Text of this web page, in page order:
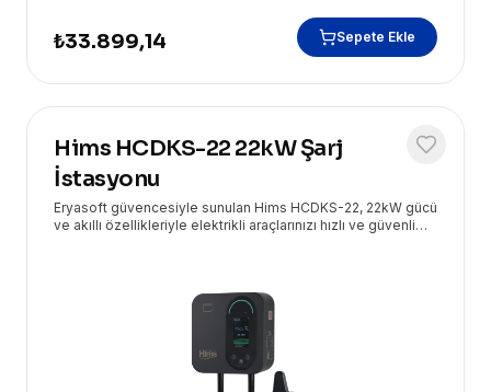
₺33.899,14 Sepete Ekle
Hims HCDKS-22 22kW Şarj
İstasyonu
Eryasoft güvencesiyle sunulan Hims HCDKS-22, 22kW gücü
ve akıllı özellikleriyle elektrikli araçlarınızı hızlı ve güvenli